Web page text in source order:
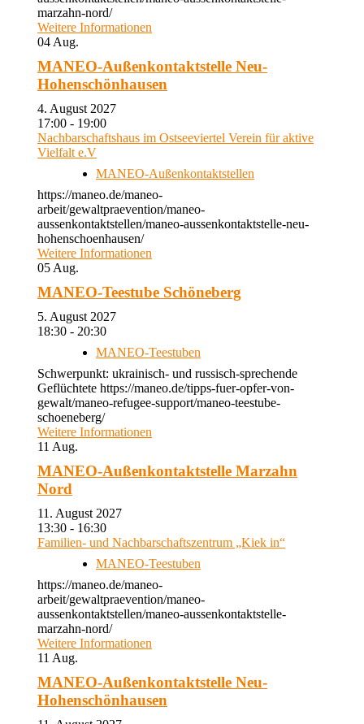
marzahn-nord/
Weitere Informationen
04 Aug.
MANEO-Außenkontaktstelle Neu-
Hohenschönhausen
4. August 2027
17:00 - 19:00
Nachbarschaftshaus im Ostseeviertel Verein für aktive
Vielfalt e.V
MANEO-Außenkontaktstellen
https://maneo.de/maneo-
arbeit/gewaltpraevention/maneo-
aussenkontaktstellen/maneo-aussenkontaktstelle-neu-
hohenschoenhausen/
Weitere Informationen
05 Aug.
MANEO-Teestube Schöneberg
5. August 2027
18:30 - 20:30
MANEO-Teestuben
Schwerpunkt: ukrainisch- und russisch-sprechende
Geflüchtete https://maneo.de/tipps-fuer-opfer-von-
gewalt/maneo-refugee-support/maneo-teestube-
schoeneberg/
Weitere Informationen
11 Aug.
MANEO-Außenkontaktstelle Marzahn
Nord
11. August 2027
13:30 - 16:30
Familien- und Nachbarschaftszentrum „Kiek in“
MANEO-Teestuben
https://maneo.de/maneo-
arbeit/gewaltpraevention/maneo-
aussenkontaktstellen/maneo-aussenkontaktstelle-
marzahn-nord/
Weitere Informationen
11 Aug.
MANEO-Außenkontaktstelle Neu-
Hohenschönhausen